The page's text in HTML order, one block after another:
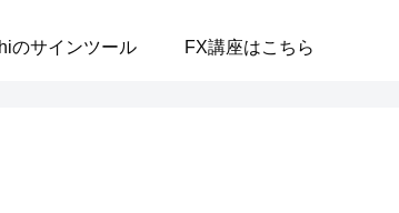
のサインツール FX講座はこちら